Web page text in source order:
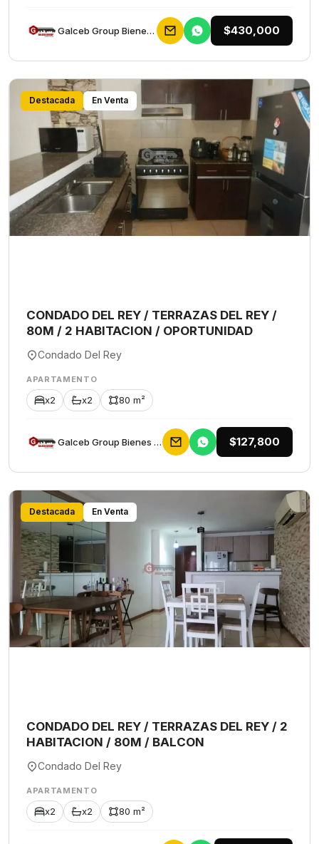
Galceb Group Bienes Raices $430,000
Destacada En Venta
CONDADO DEL REY / TERRAZAS DEL REY /
80M / 2 HABITACION / OPORTUNIDAD
Condado Del Rey
APARTAMENTO
x2 x2 80 m²
Galceb Group Bienes Raices $127,800
Destacada En Venta
CONDADO DEL REY / TERRAZAS DEL REY / 2
HABITACION / 80M / BALCON
Condado Del Rey
APARTAMENTO
x2 x2 80 m²